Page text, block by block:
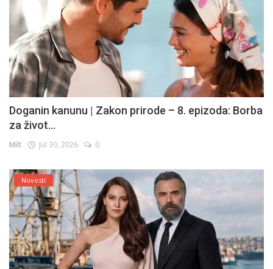
Doganin kanunu | Zakon prirode – 8. epizoda: Borba
za život...
Milt Jul 30, 2026 0
Novosti